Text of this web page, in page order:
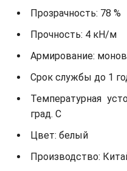
Прозрачность: 78 %
Прочность: 4 кН/м
Армирование:
Срок службы до 1
Температурная
град. С
Цвет: белый
Производство: